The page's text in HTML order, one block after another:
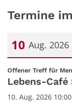
Termine
10 Aug. 2026
Datum: 10.
Offener Treff für
Lebens-Café
10. Aug. 2026